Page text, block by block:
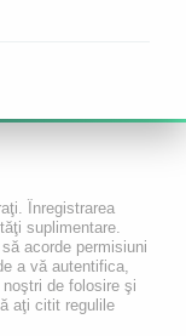
Înregistrarea
suplimentare.
acorde permisiuni
a vă autentifica,
de folosire şi
aţi citit regulile